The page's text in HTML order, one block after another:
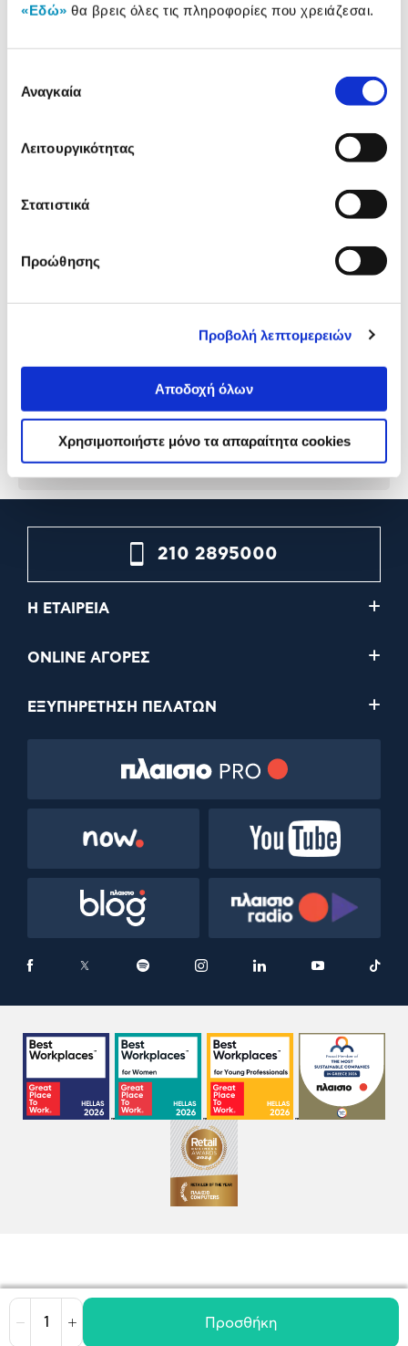
«Εδώ» θα βρεις όλες τις πληροφορίες που χρειάζεσαι.
συγκατάθεσης
Αναγκαία
Λειτουργικότητας
Στατιστικά
Προώθησης
Προβολή λεπτομερειών
Αποδοχή όλων
Χρησιμοποιήστε μόνο τα απαραίτητα cookies
Μείωση Αύξηση Προσθήκη
Αξιολογήσεις
Δες τι κλίκαραν όσοι είδαν το ίδιο
35,00€
Προσθήκη
Apple AirTag (1 Pack)
35,00€
Προσθήκη
210 2895000
Η ΕΤΑΙΡΕΙΑ
ONLINE ΑΓΟΡΕΣ
ΕΞΥΠΗΡΕΤΗΣΗ ΠΕΛΑΤΩΝ